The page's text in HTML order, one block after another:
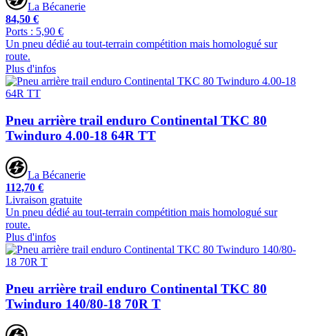
La Bécanerie
84,50 €
Ports : 5,90 €
Un pneu dédié au tout-terrain compétition mais homologué sur
route.
Plus d'infos
Pneu arrière trail enduro Continental TKC 80
Twinduro 4.00-18 64R TT
La Bécanerie
112,70 €
Livraison gratuite
Un pneu dédié au tout-terrain compétition mais homologué sur
route.
Plus d'infos
Pneu arrière trail enduro Continental TKC 80
Twinduro 140/80-18 70R T